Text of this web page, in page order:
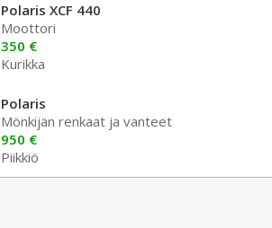
Polaris XCF 440
Moottori
350 €
Kurikka
Polaris
Mönkijän renkaat ja vanteet
950 €
Piikkiö